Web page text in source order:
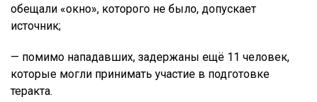
обещали «окно», которого не было, допускает
источник;
— помимо нападавших, задержаны ещё 11 человек,
которые могли принимать участие в подготовке
теракта.